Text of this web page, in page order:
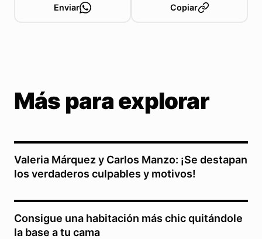
Enviar Copiar
Más para explorar
Valeria Márquez y Carlos Manzo: ¡Se destapan
los verdaderos culpables y motivos!
Consigue una habitación más chic quitándole
la base a tu cama